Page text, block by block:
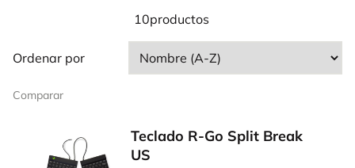
ventajas de su diseño especial, para que puedas
10productos
Ordenar por
Comparar
Teclado R-Go Split Break
US